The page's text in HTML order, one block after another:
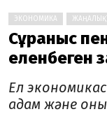
ЭКОНОМИКА
Сұраныс пен
еленбеген
Ел
адам және оның